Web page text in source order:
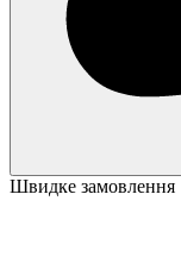
Швидке замовлення